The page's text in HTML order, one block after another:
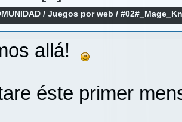
/Juegos por web /
allá!
éste primer